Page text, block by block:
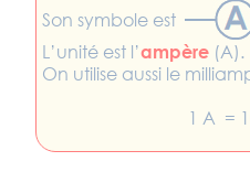
Son symbole est
L’unité est l’ampère (A).
On utilise aussi le
1 A =